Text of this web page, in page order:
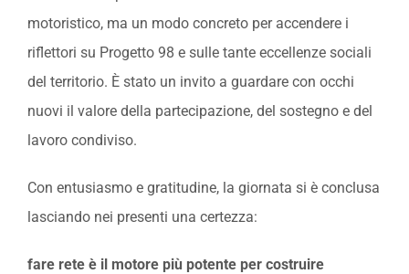
motoristico, ma un modo concreto per accendere i
riflettori su Progetto 98 e sulle tante eccellenze sociali
del territorio. È stato un invito a guardare con occhi
nuovi il valore della partecipazione, del sostegno e del
lavoro condiviso.
Con entusiasmo e gratitudine, la giornata si è conclusa
lasciando nei presenti una certezza:
fare rete è il motore più potente per costruire